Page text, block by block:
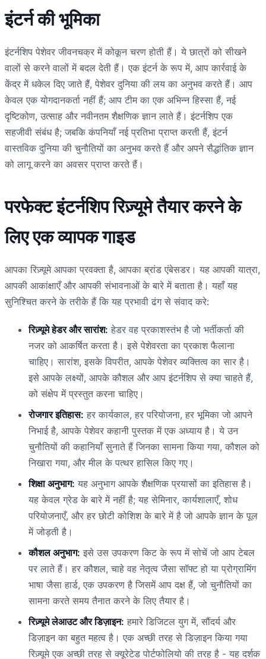
इंटर्न की भूमिका
इंटर्नशिप पेशेवर जीवनचक्र में कोकून चरण होती हैं। ये छात्रों को सीखने
वालों से करने वालों में बदल देती हैं। एक इंटर्न के रूप में, आप कार्रवाई के
केंद्र में धकेल दिए जाते हैं, पेशेवर दुनिया की लय का अनुभव करते हैं। आप
केवल एक योगदानकर्ता नहीं हैं; आप टीम का एक अभिन्न हिस्सा हैं, नई
दृष्टिकोण, उत्साह और नवीनतम शैक्षणिक ज्ञान लाते हैं। इंटर्नशिप एक
सहजीवी संबंध है; जबकि कंपनियाँ नई प्रतिभा प्राप्त करती हैं, इंटर्न
वास्तविक दुनिया की चुनौतियों का अनुभव करते हैं और अपने सैद्धांतिक ज्ञान
को लागू करने का अवसर प्राप्त करते हैं।
परफेक्ट इंटर्नशिप रिज़्यूमे तैयार करने के
लिए एक व्यापक गाइड
आपका रिज़्यूमे आपका प्रवक्ता है, आपका ब्रांड एंबेसडर। यह आपकी यात्रा,
आपकी आकांक्षाएँ और आपकी संभावनाओं के बारे में बताता है। यहाँ यह
सुनिश्चित करने के तरीके हैं कि यह प्रभावी ढंग से संवाद करे:
रिज़्यूमे हेडर और सारांश: हेडर वह प्रकाशस्तंभ है जो भर्तीकर्ता की
नजर को आकर्षित करता है। इसे पेशेवरता का प्रकाश फैलाना
चाहिए। सारांश, इसके विपरीत, आपके पेशेवर व्यक्तित्व का सार है।
इसे आपके लक्ष्यों, आपके कौशल और आप इंटर्नशिप से क्या चाहते हैं,
को संक्षेप में प्रस्तुत करना चाहिए।
रोजगार इतिहास: हर कार्यकाल, हर परियोजना, हर भूमिका जो आपने
निभाई है, आपके पेशेवर कहानी पुस्तक में एक अध्याय है। ये उन
चुनौतियों की कहानियाँ सुनाते हैं जिनका सामना किया गया, कौशल को
निखारा गया, और मील के पत्थर हासिल किए गए।
शिक्षा अनुभाग: यह अनुभाग आपके शैक्षणिक प्रयासों का इतिहास है।
यह केवल ग्रेड के बारे में नहीं है; यह सेमिनार, कार्यशालाएँ, शोध
परियोजनाएँ, और हर छोटी कोशिश के बारे में है जो आपके ज्ञान के पूल
में जोड़ती है।
कौशल अनुभाग: इसे उस उपकरण किट के रूप में सोचें जो आप टेबल
पर लाते हैं। हर कौशल, चाहे वह नेतृत्व जैसा सॉफ्ट हो या प्रोग्रामिंग
भाषा जैसा हार्ड, एक उपकरण है जिसमें आप दक्ष हैं, जो चुनौतियों का
सामना करते समय तैनात करने के लिए तैयार है।
रिज़्यूमे लेआउट और डिज़ाइन: हमारे डिजिटल युग में, सौंदर्य और
डिज़ाइन का बहुत महत्व है। एक अच्छी तरह से डिज़ाइन किया गया
रिज़्यूमे एक अच्छी तरह से क्यूरेटेड पोर्टफोलियो की तरह है - यह दर्शक